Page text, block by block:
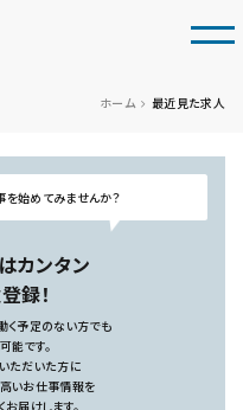
ホーム 最近見た求人
を始めてみませんか？
カンタン
録！
く予定のない方でも
能です。
ただいた方に
いお仕事情報を
お届けします。